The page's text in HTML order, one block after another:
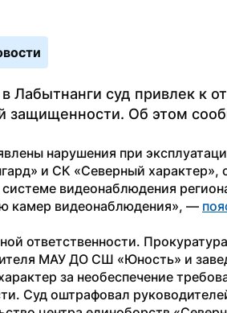
Лабытнанги суд привлек к
защищенности. Об этом
нарушения при
и СК «Северный характер»,
видеонаблюдения
камер видеонаблюдения», —
ответственности.
МАУ ДО СШ «Юность» и
за необеспечение
Суд оштрафовал